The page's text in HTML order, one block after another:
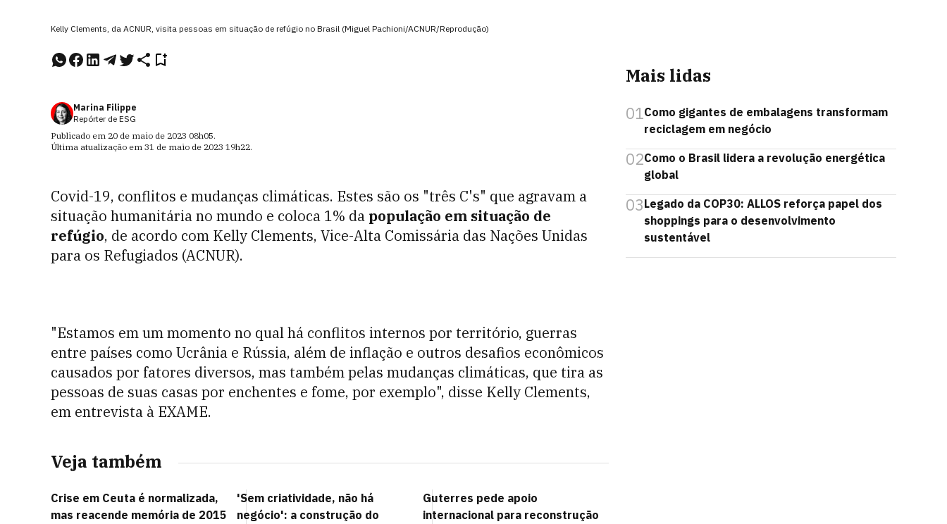
Kelly Clements, da ACNUR, visita pessoas em situação de refúgio no Brasil (Miguel Pachioni/ACNUR/Reprodução)
Marina Filippe
Repórter de ESG
Publicado em 20 de maio de 2023 08h05.
Última atualização em 31 de maio de 2023 19h22.
Covid-19, conflitos e mudanças climáticas. Estes são os "três C's" que agravam a
situação humanitária no mundo e coloca 1% da população em situação de
refúgio, de acordo com Kelly Clements, Vice-Alta Comissária das Nações Unidas
para os Refugiados (ACNUR).
"Estamos em um momento no qual há conflitos internos por território, guerras
entre países como Ucrânia e Rússia, além de inflação e outros desafios econômicos
causados por fatores diversos, mas também pelas mudanças climáticas, que tira as
pessoas de suas casas por enchentes e fome, por exemplo", disse Kelly Clements,
em entrevista à EXAME.
Veja também
Crise em Ceuta é normalizada,
mas reacende memória de 2015
'Sem criatividade, não há
negócio': a construção do
Guterres pede apoio
internacional para reconstrução
Mais lidas
01Como gigantes de embalagens transformam
reciclagem em negócio
02Como o Brasil lidera a revolução energética
global
03Legado da COP30: ALLOS reforça papel dos
shoppings para o desenvolvimento
sustentável